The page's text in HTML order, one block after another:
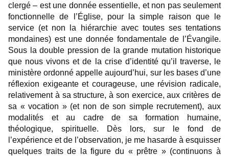
clergé – est une donnée essentielle, et non pas seulement
fonctionnelle de l’Église, pour la simple raison que le
service (et non la hiérarchie avec toutes ses tentations
mondaines) est une donnée fondamentale de l’Évangile.
Sous la double pression de la grande mutation historique
que nous vivons et de la crise d’identité qu’il traverse, le
ministère ordonné appelle aujourd’hui, sur les bases d’une
réflexion exigeante et courageuse, une révision radicale,
relativement à sa structure, à son exercice, aux critères de
sa « vocation » (et non de son simple recrutement), aux
modalités et au cadre de sa formation humaine,
théologique, spirituelle. Dès lors, sur le fond de
l’expérience et de l’observation, je me hasarde à esquisser
quelques traits de la figure du « prêtre » (continuons à